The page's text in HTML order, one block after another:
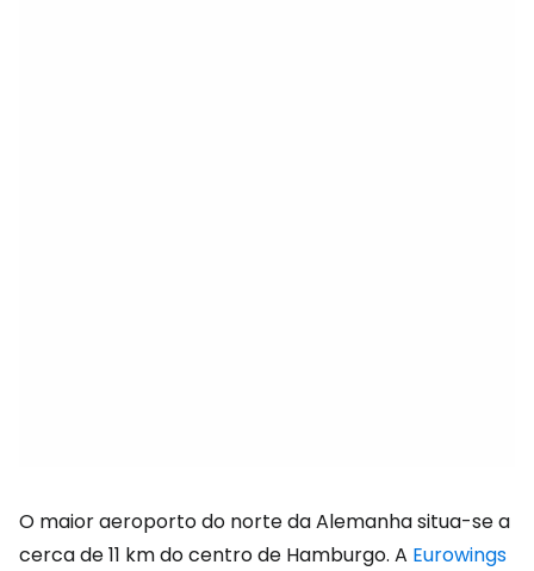
O maior aeroporto do norte da Alemanha situa-se a
cerca de 11 km do centro de Hamburgo. A Eurowings